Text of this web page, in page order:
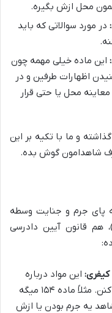
محل ازش بگیره.
در مورد سوالاتی که باید
این ماده خیلی مهمه چون
اظهارات طرفین و در
محل یا حتی قرار
و ما با تکیه بر این
شاهدامون گوش بده.
پای جرم و جنایت وسطه
هم قانون آیین دادرسی
این مواد درباره
احضار شهود و مطلعین صحبت می کنن. مثلاً ماده ۱۵۴ میگه
یه جرم بودن یا ازش